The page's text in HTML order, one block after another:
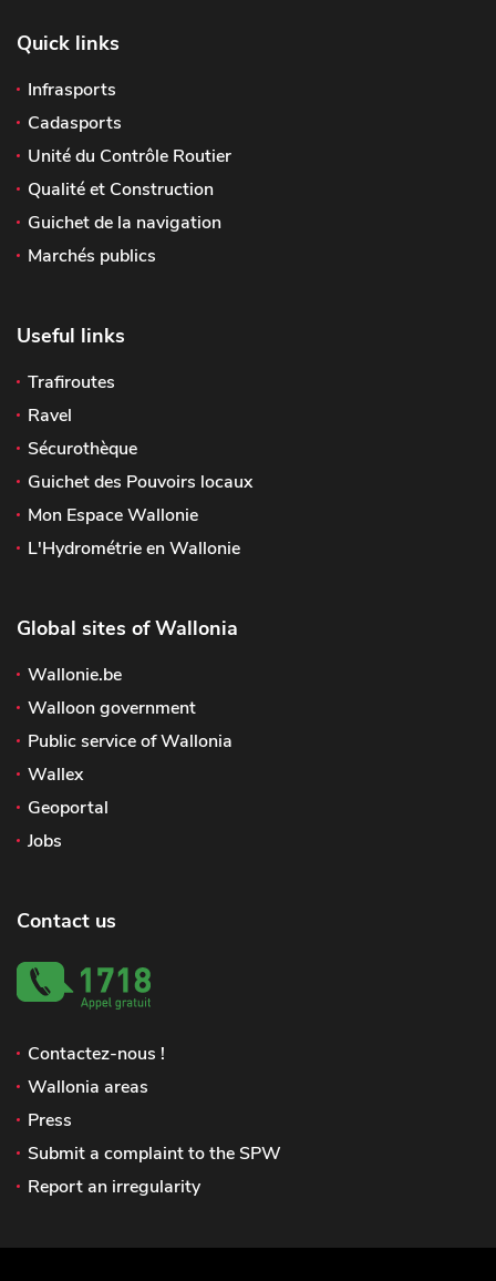
Quick links
Infrasports
Cadasports
Unité du Contrôle Routier
Qualité et Construction
Guichet de la navigation
Marchés publics
Useful links
Trafiroutes
Ravel
Sécurothèque
Guichet des Pouvoirs locaux
Mon Espace Wallonie
L'Hydrométrie en Wallonie
Global sites of Wallonia
Wallonie.be
Walloon government
Public service of Wallonia
Wallex
Geoportal
Jobs
Contact us
Contactez-nous !
Wallonia areas
Press
Submit a complaint to the SPW
Report an irregularity